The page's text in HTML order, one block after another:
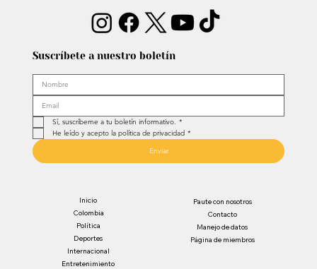
Suscríbete a nuestro boletín
Sí, suscríbeme a tu boletín informativo. *
He leído y acepto la política de privacidad *
Enviar
Inicio
Colombia
Política
Deportes
Internacional
Entretenimiento
Paute con nosotros
Contacto
Manejo de datos
Página de miembros